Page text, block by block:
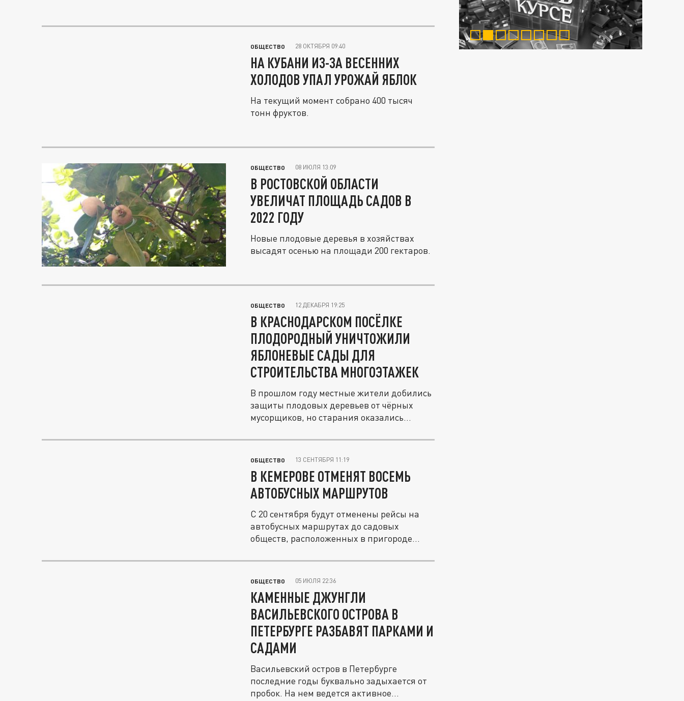
ОБЩЕСТВО 28 ОКТЯБРЯ 09:40
НА КУБАНИ ИЗ-ЗА ВЕСЕННИХ
ХОЛОДОВ УПАЛ УРОЖАЙ ЯБЛОК
На текущий момент собрано 400 тысяч
тонн фруктов.
ОБЩЕСТВО 08 ИЮЛЯ 13:09
В РОСТОВСКОЙ ОБЛАСТИ
УВЕЛИЧАТ ПЛОЩАДЬ САДОВ В
2022 ГОДУ
Новые плодовые деревья в хозяйствах
высадят осенью на площади 200 гектаров.
ОБЩЕСТВО 12 ДЕКАБРЯ 19:25
В КРАСНОДАРСКОМ ПОСЁЛКЕ
ПЛОДОРОДНЫЙ УНИЧТОЖИЛИ
ЯБЛОНЕВЫЕ САДЫ ДЛЯ
СТРОИТЕЛЬСТВА МНОГОЭТАЖЕК
В прошлом году местные жители добились
защиты плодовых деревьев от чёрных
мусорщиков, но старания оказались...
ОБЩЕСТВО 13 СЕНТЯБРЯ 11:19
В КЕМЕРОВЕ ОТМЕНЯТ ВОСЕМЬ
АВТОБУСНЫХ МАРШРУТОВ
С 20 сентября будут отменены рейсы на
автобусных маршрутах до садовых
обществ, расположенных в пригороде...
ОБЩЕСТВО 05 ИЮЛЯ 22:36
КАМЕННЫЕ ДЖУНГЛИ
ВАСИЛЬЕВСКОГО ОСТРОВА В
ПЕТЕРБУРГЕ РАЗБАВЯТ ПАРКАМИ И
САДАМИ
Васильевский остров в Петербурге
последние годы буквально задыхается от
пробок. На нем ведется активное...